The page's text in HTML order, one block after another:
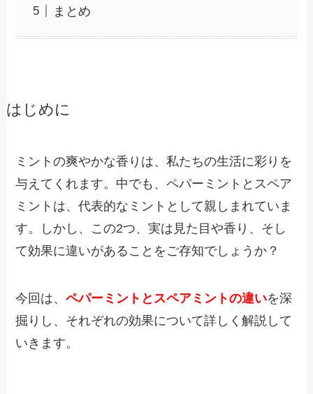
まとめ
はじめに
ミントの爽やかな香りは、私たちの生活に彩りを
与えてくれます。 中でも、ペパーミントとスペア
ミントは、代表的なミントとして親しまれていま
す。
しかし、この2つ、実は見た目や香り、そし
て効果に違いがあることをご存知でしょうか？
今回は、ペパーミントとスペアミントの違いを深
掘りし、それぞれの効果について詳しく解説して
いきます。